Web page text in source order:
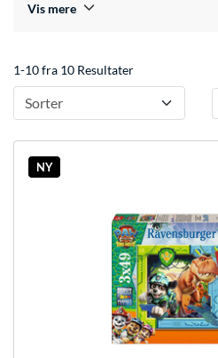
Vis mere
1-10 fra 10 Resultater
Sorter
NY